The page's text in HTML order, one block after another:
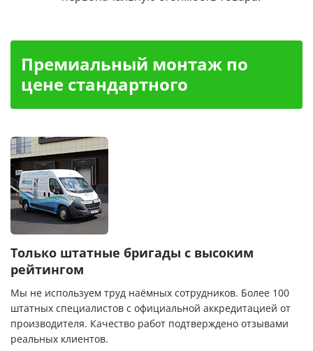
Премиальный монтаж по
цене стандартного
Только штатные бригады с высоким
рейтингом
Мы не используем труд наёмных сотрудников. Более 100
штатных специалистов с официальной аккредитацией от
производителя. Качество работ подтверждено отзывами
реальных клиентов.